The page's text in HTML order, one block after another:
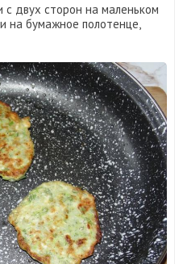
двух сторон на маленьком
на бумажное полотенце,